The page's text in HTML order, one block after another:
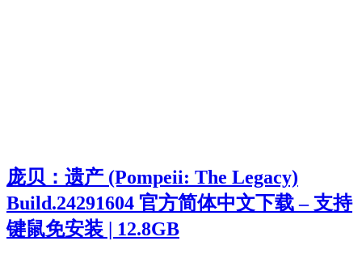
庞贝：遗产 (Pompeii: The Legacy)
Build.24291604 官方简体中文下载 – 支持
键鼠免安装 | 12.8GB